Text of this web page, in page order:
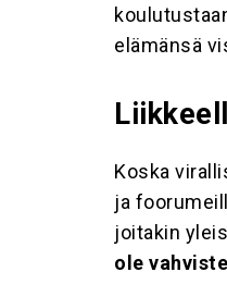
elämänsä
Koska
ja
joitakin
ole